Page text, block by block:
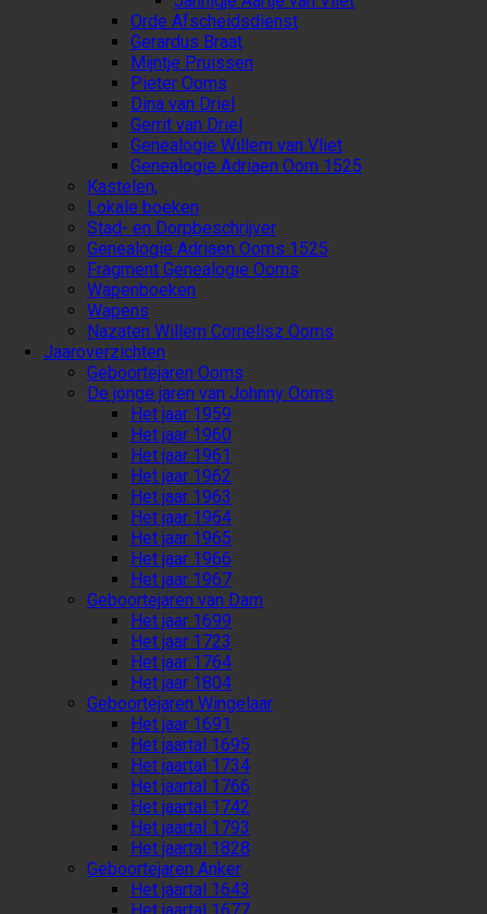
Orde Afscheidsdienst
Gerardus Braat
Mijntje Pruissen
Pieter Ooms
Dina van Driel
Gerrit van Driel
Genealogie Willem van Vliet
Genealogie Adriaen Oom 1525
Kastelen,
Lokale boeken
Stad- en Dorpbeschrijver
Genealogie Adriaen Ooms 1525
Fragment Genealogie Ooms
Wapenboeken
Wapens
Nazaten Willem Cornelisz Ooms
Jaaroverzichten
Geboortejaren Ooms
De jonge jaren van Johnny Ooms
Het jaar 1959
Het jaar 1960
Het jaar 1961
Het jaar 1962
Het jaar 1963
Het jaar 1964
Het jaar 1965
Het jaar 1966
Het jaar 1967
Geboortejaren van Dam
Het jaar 1699
Het jaar 1723
Het jaar 1764
Het jaar 1804
Geboortejaren Wingelaar
Het jaar 1691
Het jaartal 1695
Het jaartal 1734
Het jaartal 1766
Het jaartal 1742
Het jaartal 1793
Het jaartal 1828
Geboortejaren Anker
Het jaartal 1643